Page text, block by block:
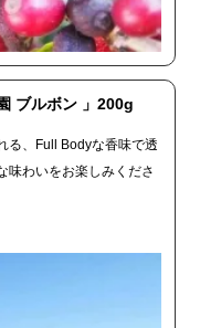
ブルボン 」200g
る、Full Bodyな香味で透
味わいをお楽しみくださ